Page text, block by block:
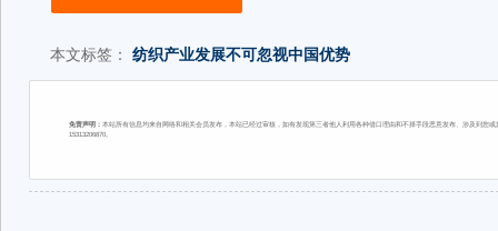
本文标签： 纺织产业发展不可忽视中国优势
免责声明： 本站所有信息均来自网络和相关会员发布，本站已经过审核，如有发现第三者他人利用各种借口理由和不择手段恶意发布、涉及到
15313206870。